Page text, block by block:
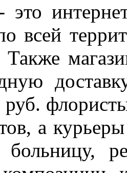
всей
руб.
а